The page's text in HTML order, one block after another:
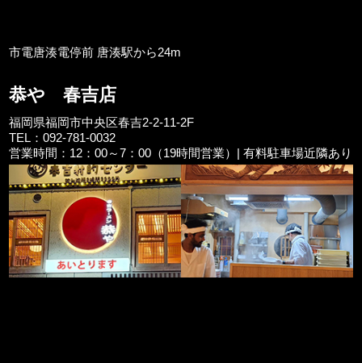
市電唐湊電停前 唐湊駅から24m
恭や 春吉店
福岡県福岡市中央区春吉2-2-11-2F
TEL：092-781-0032
営業時間：12：00～7：00（19時間営業）| 有料駐車場近隣あり